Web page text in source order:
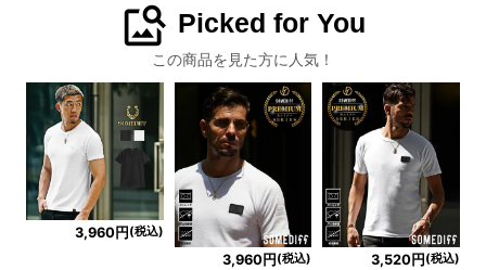
image_search Picked for You
この商品を見た方に人気！
3,960円 (税込)
3,960円 (税込) 3,520円 (税込)